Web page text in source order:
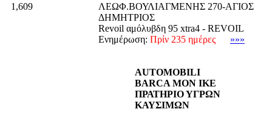
1,609
ΛΕΩΦ.ΒΟΥΛΙΑΓΜΕΝΗΣ 270-ΑΓΙΟΣ
ΔΗΜΗΤΡΙΟΣ
Revoil αμόλυβδη 95 xtra4 - REVOIL
Ενημέρωση: Πρίν 235 ημέρες »»»
AUTOMOBILI
BARCA MON IKE
ΠΡΑΤΗΡΙΟ ΥΓΡΩΝ
ΚΑΥΣΙΜΩΝ